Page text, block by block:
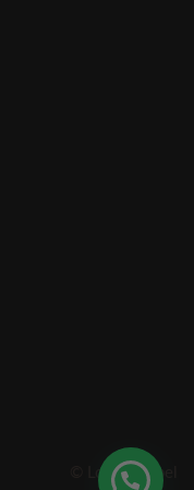
© Lovely Label